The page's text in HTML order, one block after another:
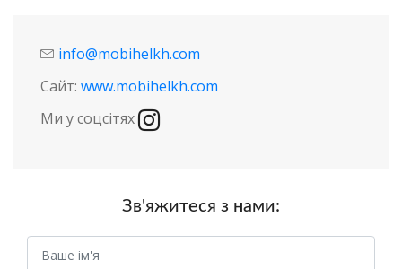
info@mobihelkh.com
Сайт: www.mobihelkh.com
Ми у соцсітях
Зв'яжитеся з нами: